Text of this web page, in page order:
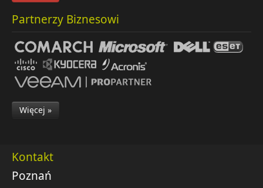
Partnerzy Biznesowi
Więcej »
Kontakt
Poznań